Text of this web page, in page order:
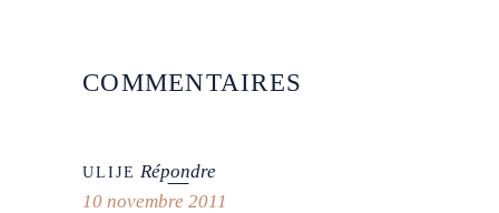
COMMENTAIRES
ULIJE Répondre
10 novembre 2011